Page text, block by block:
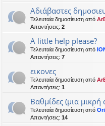
Aδιάβαστες
Τελευταία δημοσίευση από
Απαντήσεις: 2
Α little help please?
Τελευταία δημοσίευση από
Απαντήσεις: 7
εικονες
Τελευταία δημοσίευση από
Απαντήσεις: 1
Βαθμίδες (μια μικρή
Τελευταία δημοσίευση από
Απαντήσεις: 14